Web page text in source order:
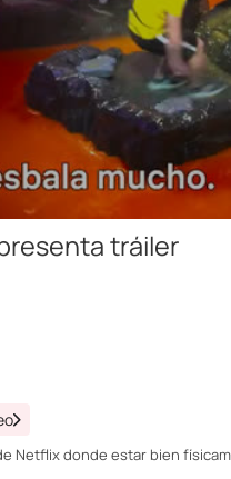
Video
tráiler
Netflix donde estar bien